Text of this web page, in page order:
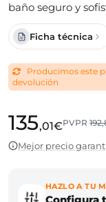
baño seguro y
Ficha técnica
Producimos este
devolución
135,01€PVPR
Mejor precio
HAZLO A TU